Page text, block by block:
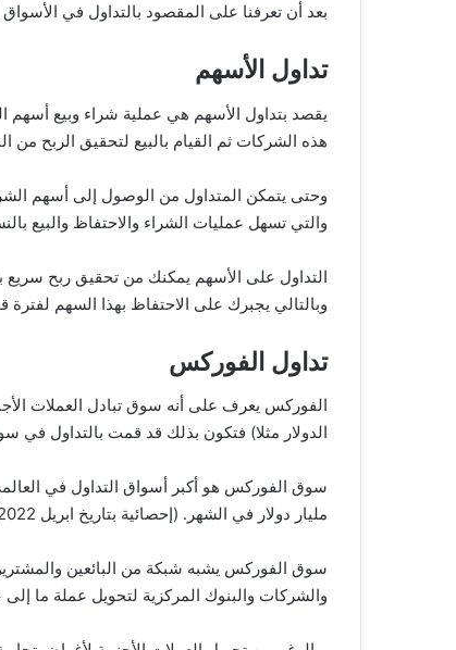
بعد أن تعرفنا على المقصود بالتداول في
تداول الأسهم
يقصد بتداول الأسهم هي عملية شراء وبيع
هذه الشركات ثم القيام بالبيع لتحقيق الربح من
وحتى يتمكن المتداول من الوصول إلى أسهم
والتي تسهل عمليات الشراء والاحتفاظ والبيع
التداول على الأسهم يمكنك من تحقيق ربح
وبالتالي يجبرك على الاحتفاظ بهذا السهم
تداول الفوركس
الفوركس يعرف على أنه سوق تبادل العملات
الدولار مثلا) فتكون بذلك قد قمت بالتداول في
مليار دولار في الشهر. (إحصائية بتاريخ ابريل 2022)
سوق الفوركس يشبه شبكة من البائعين
والشركات والبنوك المركزية لتحويل عملة ما